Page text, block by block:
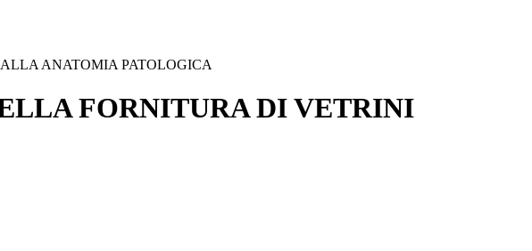
ANATOMIA PATOLOGICA
FORNITURA DI VETRINI